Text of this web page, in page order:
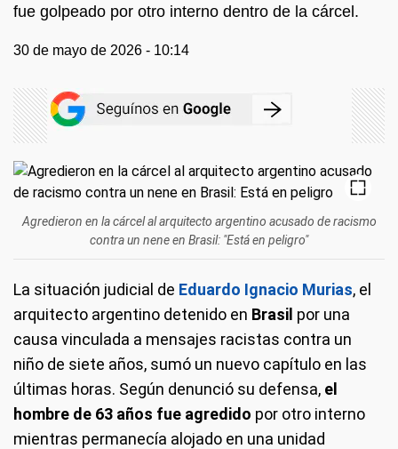
fue golpeado por otro interno dentro de la cárcel.
30 de mayo de 2026 - 10:14
Agredieron en la cárcel al arquitecto argentino acusado de racismo
contra un nene en Brasil: "Está en peligro"
La situación judicial de Eduardo Ignacio Murias, el
arquitecto argentino detenido en Brasil por una
causa vinculada a mensajes racistas contra un
niño de siete años, sumó un nuevo capítulo en las
últimas horas. Según denunció su defensa, el
hombre de 63 años fue agredido por otro interno
mientras permanecía alojado en una unidad